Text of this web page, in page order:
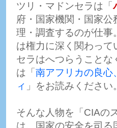
ツリ・マドンセラは「
府・国家機関・国家
理・調査するのが仕
は権力に深く関わっ
セラはへつらうこと
は「 南アフリカの良
ィ 」をお読みください
そんな人物を「CIAの
は、国家の安全を司